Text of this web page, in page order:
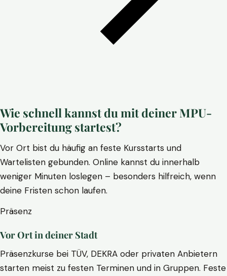
Wie schnell kannst du mit deiner MPU-
Vorbereitung startest?
Vor Ort bist du häufig an feste Kursstarts und
Wartelisten gebunden. Online kannst du innerhalb
weniger Minuten loslegen – besonders hilfreich, wenn
deine Fristen schon laufen.
Präsenz
Vor Ort in deiner Stadt
Präsenzkurse bei TÜV, DEKRA oder privaten Anbietern
starten meist zu festen Terminen und in Gruppen. Feste